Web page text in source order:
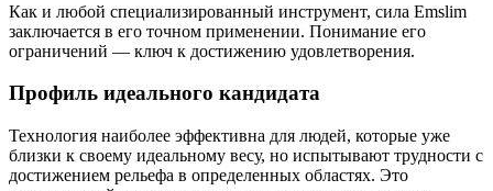
Как и любой специализированный инструмент, сила Emslim
заключается в его точном применении. Понимание его
ограничений — ключ к достижению удовлетворения.
Профиль идеального кандидата
Технология наиболее эффективна для людей, которые уже
близки к своему идеальному весу, но испытывают трудности с
достижением рельефа в определенных областях. Это